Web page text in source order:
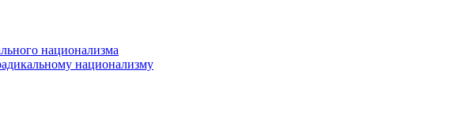
национализма
национализму